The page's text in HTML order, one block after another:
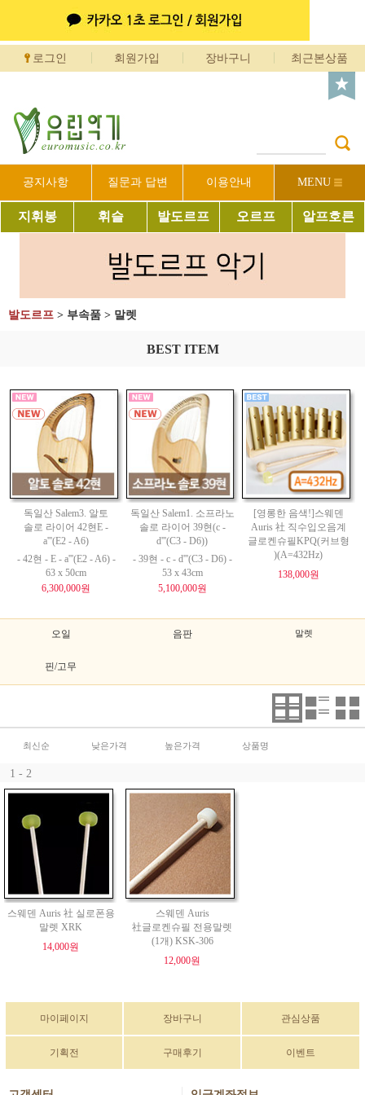
로그인 회원가입 장바구니 최근본상품
공지사항 질문과 답변 이용안내 MENU
지휘봉 휘슬 발도르프 오르프 알프호른
발도르프 > 부속품 > 말렛
BEST ITEM
독일산 Salem3. 알토
솔로 라이어 42현E -
a'''(E2 - A6)
- 42현 - E - a'''(E2 - A6) -
63 x 50cm
6,300,000원
독일산 Salem1. 소프라노
솔로 라이어 39현(c -
d'''(C3 - D6))
- 39현 - c - d'''(C3 - D6) -
53 x 43cm
5,100,000원
[영롱한 음색!]스웨덴
Auris 社 직수입오음계
글로켄슈필KPQ(커브형
)(A=432Hz)
138,000원
오일 음판 말렛
핀/고무
최신순 낮은가격 높은가격 상품명
1 - 2
스웨덴 Auris 社 실로폰용
말렛 XRK
14,000원
스웨덴 Auris
社글로켄슈필 전용말렛
(1개) KSK-306
12,000원
마이페이지 장바구니 관심상품
기획전 구매후기 이벤트